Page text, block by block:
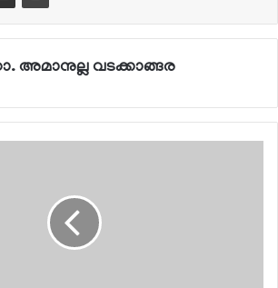
അമാനുല്ല വടക്കാങ്ങര